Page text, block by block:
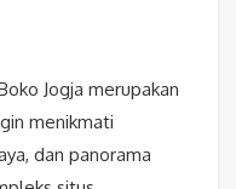
Jogja merupakan
menikmati
dan panorama